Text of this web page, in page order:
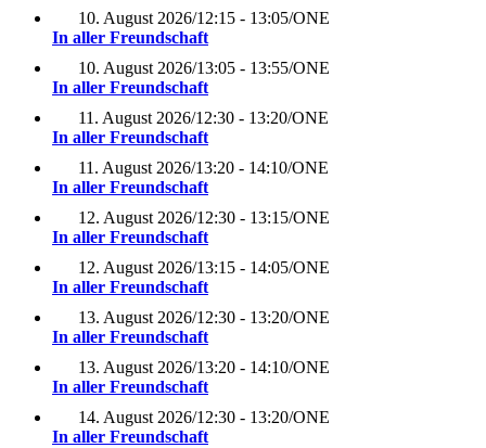
10. August 2026/12:15 - 13:05/ONE
In aller Freundschaft
10. August 2026/13:05 - 13:55/ONE
In aller Freundschaft
11. August 2026/12:30 - 13:20/ONE
In aller Freundschaft
11. August 2026/13:20 - 14:10/ONE
In aller Freundschaft
12. August 2026/12:30 - 13:15/ONE
In aller Freundschaft
12. August 2026/13:15 - 14:05/ONE
In aller Freundschaft
13. August 2026/12:30 - 13:20/ONE
In aller Freundschaft
13. August 2026/13:20 - 14:10/ONE
In aller Freundschaft
14. August 2026/12:30 - 13:20/ONE
In aller Freundschaft